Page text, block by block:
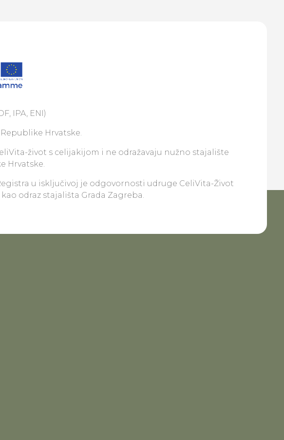
IPA, ENI)
Hrvatske.
život s celijakijom i ne odražavaju nužno stajalište
Hrvatske.
u isključivoj je odgovornosti udruge CeliVita-Život
odraz stajališta Grada Zagreba.